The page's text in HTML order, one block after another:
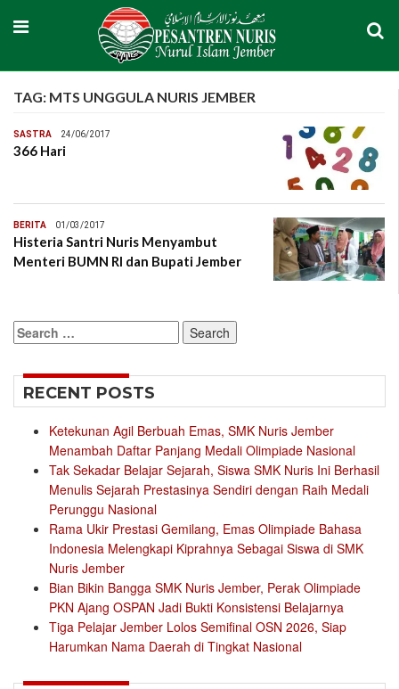
TAG: MTS UNGGULA NURIS JEMBER
SASTRA 24/06/2017
366 Hari
BERITA 01/03/2017
Histeria Santri Nuris Menyambut
Menteri BUMN RI dan Bupati Jember
Search
for:
RECENT POSTS
Ketekunan Agil Berbuah Emas, SMK Nuris Jember
Menambah Daftar Panjang Medali Olimpiade Nasional
Tak Sekadar Belajar Sejarah, Siswa SMK Nuris Ini Berhasil
Menulis Sejarah Prestasinya Sendiri dengan Raih Medali
Perunggu Nasional
Rama Ukir Prestasi Gemilang, Emas Olimpiade Bahasa
Indonesia Melengkapi Kiprahnya Sebagai Siswa di SMK
Nuris Jember
Bian Bikin Bangga SMK Nuris Jember, Perak Olimpiade
PKN Ajang OSPAN Jadi Bukti Konsistensi Belajarnya
Tiga Pelajar Jember Lolos Semifinal OSN 2026, Siap
Harumkan Nama Daerah di Tingkat Nasional